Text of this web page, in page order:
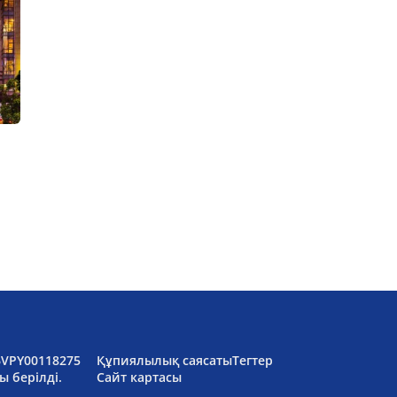
берілді.
Құпиялылық саясатыТегтер
Сайт картасы